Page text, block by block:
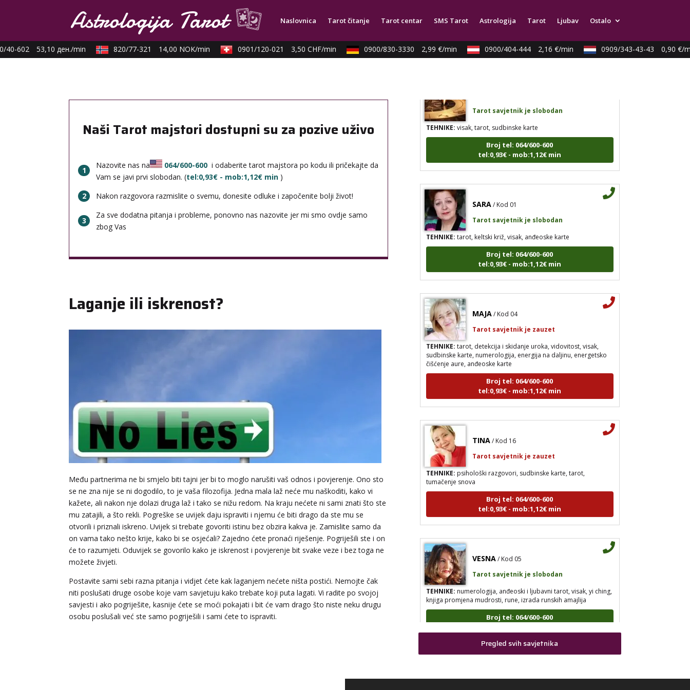
Naslovnica Tarot čitanje Tarot centar SMS Tarot Astrologija Tarot Ljubav Ostalo
40-602 53,10 ден./min 820/77-321 14,00 NOK/min 0901/120-021 3,50 CHF/min 0900/830-3330 2,99 €/min 0900/404-444 2,16 €/min 0909/343-43-43 0,90 €/
Naši Tarot majstori dostupni su za pozive uživo
1
Nazovite nas na 064/600-600 i odaberite tarot majstora po kodu ili pričekajte da
Vam se javi prvi slobodan. (tel:0,93€ - mob:1,12€ min )
2
Nakon razgovora razmislite o svemu, donesite odluke i započenite bolji život!
3
Za sve dodatna pitanja i probleme, ponovno nas nazovite jer mi smo ovdje samo
zbog Vas
Laganje ili iskrenost?
Među partnerima ne bi smjelo biti tajni jer bi to moglo narušiti vaš odnos i povjerenje. Ono sto
se ne zna nije se ni dogodilo, to je vaša filozofija. Jedna mala laž neće mu naškoditi, kako vi
kažete, ali nakon nje dolazi druga laž i tako se nižu redom. Na kraju nećete ni sami znati što ste
mu zatajili, a što rekli. Pogreške se uvijek daju ispraviti i njemu će biti drago da ste mu se
otvorili i priznali iskreno. Uvijek si trebate govoriti istinu bez obzira kakva je. Zamislite samo da
on vama tako nešto krije, kako bi se osjećali? Zajedno ćete pronaći riješenje. Pogriješili ste i on
će to razumjeti. Oduvijek se govorilo kako je iskrenost i povjerenje bit svake veze i bez toga ne
možete živjeti.
Postavite sami sebi razna pitanja i vidjet ćete kak laganjem nećete ništa postići. Nemojte čak
niti poslušati druge osobe koje vam savjetuju kako trebate koji puta lagati. Vi radite po svojoj
savjesti i ako pogriješite, kasnije ćete se moći pokajati i bit će vam drago što niste neku drugu
osobu poslušali već ste samo pogriješili i sami ćete to ispraviti.
tel:0,93€ - mob:1,12€ min
TEHNIKE:visak, tarot, sudbinske karte
Broj tel: 064/600-600
tel:0,93€ - mob:1,12€ min
TEHNIKE:tarot, keltski križ, visak, anđeoske karte
Broj tel: 064/600-600
tel:0,93€ - mob:1,12€ min
TEHNIKE:tarot, detekcija i skidanje uroka, vidovitost, visak,
sudbinske karte, numerologija, energija na daljinu, energetsko
čišćenje aure, anđeoske karte
Broj tel: 064/600-600
tel:0,93€ - mob:1,12€ min
TEHNIKE:psihološki razgovori, sudbinske karte, tarot,
tumačenje snova
Broj tel: 064/600-600
tel:0,93€ - mob:1,12€ min
TEHNIKE:numerologija, anđeoski i ljubavni tarot, visak, yi ching,
knjiga promjena mudrosti, rune, izrada runskih amajlija
Broj tel: 064/600-600
tel:0,93€ - mob:1,12€ min
Pregled svih savjetnika